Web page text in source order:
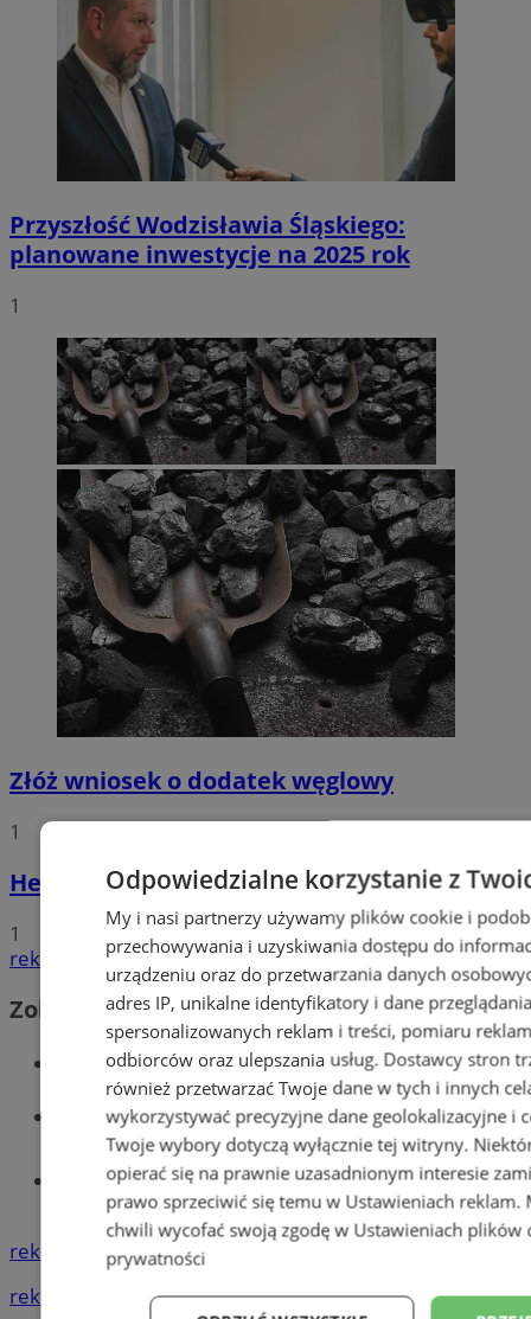
Przyszłość Wodzisławia Śląskiego:
planowane inwestycje na 2025 rok
1
Złóż wniosek o dodatek węglowy
1
Hello world!
1
reklama
Zobacz również
Wiadomości kryminalne w Wodzisławiu
Wiadomości lokalne
Tworzenie stron www - Wodzisław
Śląski
reklama
reklama
Odpowiedzialne korzystanie z
My i nasi partnerzy używamy plików cookie i
przechowywania i uzyskiwania dostępu do
urządzeniu oraz do przetwarzania danych
adres IP, unikalne identyfikatory i dane
spersonalizowanych reklam i treści, pomiaru
odbiorców oraz ulepszania usług. Dostawcy stron
również przetwarzać Twoje dane w tych i innych
wykorzystywać precyzyjne dane geolokalizacyjne i
Twoje wybory dotyczą wyłącznie tej witryny.
opierać się na prawnie uzasadnionym interesie
prawo sprzeciwić się temu w Ustawieniach reklam.
chwili wycofać swoją zgodę w Ustawieniach plików
prywatności